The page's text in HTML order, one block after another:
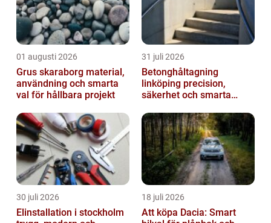
01 augusti 2026
Grus skaraborg material,
användning och smarta
val för hållbara projekt
31 juli 2026
Betonghåltagning
linköping precision,
säkerhet och smarta
30 juli 2026
Elinstallation i stockholm
18 juli 2026
Att köpa Dacia: Smart